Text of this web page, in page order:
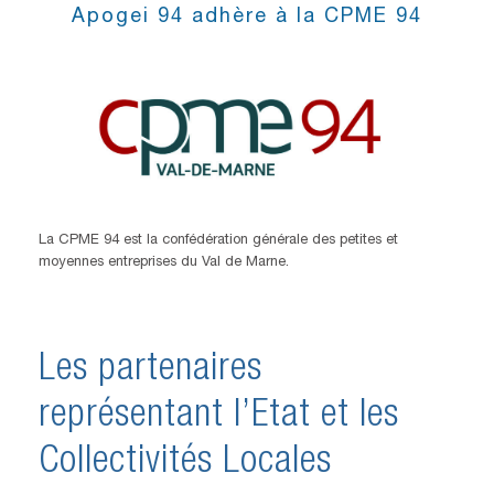
Apogei 94 adhère à la CPME 94
La CPME 94 est la confédération générale des petites et
moyennes entreprises du Val de Marne.
Les partenaires
représentant l’Etat et les
Collectivités Locales